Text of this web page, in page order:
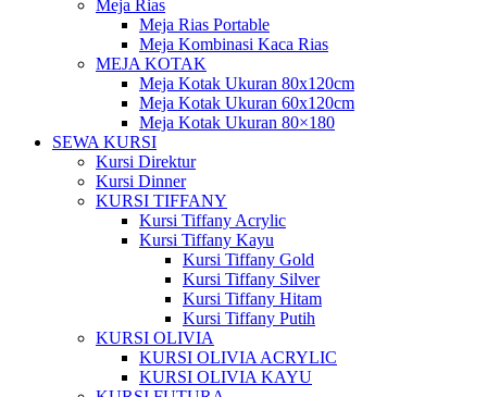
Meja Rias
Meja Rias Portable
Meja Kombinasi Kaca Rias
MEJA KOTAK
Meja Kotak Ukuran 80x120cm
Meja Kotak Ukuran 60x120cm
Meja Kotak Ukuran 80×180
SEWA KURSI
Kursi Direktur
Kursi Dinner
KURSI TIFFANY
Kursi Tiffany Acrylic
Kursi Tiffany Kayu
Kursi Tiffany Gold
Kursi Tiffany Silver
Kursi Tiffany Hitam
Kursi Tiffany Putih
KURSI OLIVIA
KURSI OLIVIA ACRYLIC
KURSI OLIVIA KAYU